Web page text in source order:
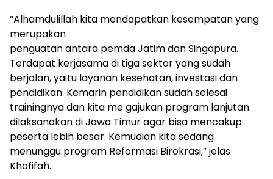
“Alhamdulillah kita mendapatkan kesempatan yang
merupakan
penguatan antara pemda Jatim dan Singapura.
Terdapat kerjasama di tiga sektor yang sudah
berjalan, yaitu layanan kesehatan, investasi dan
pendidikan. Kemarin pendidikan sudah selesai
trainingnya dan kita me gajukan program lanjutan
dilaksanakan di Jawa Timur agar bisa mencakup
peserta lebih besar. Kemudian kita sedang
menunggu program Reformasi Birokrasi,” jelas
Khofifah.